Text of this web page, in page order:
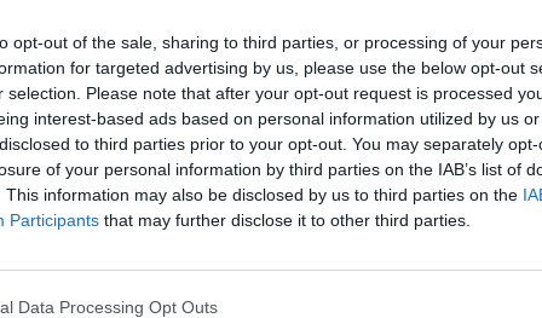
opt-out of the sale, sharing to third parties, or processing of your
for targeted advertising by us, please use the below opt-out
selection. Please note that after your opt-out request is processed
interest-based ads based on personal information utilized by us
to third parties prior to your opt-out. You may separately
of your personal information by third parties on the IAB’s list of
This information may also be disclosed by us to third parties on the
Participants that may further disclose it to other third parties.
Data Processing Opt Outs